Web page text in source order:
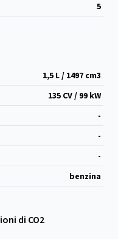
5
1,5 L / 1497 cm3
135 CV / 99 kW
-
-
-
benzina
di CO2